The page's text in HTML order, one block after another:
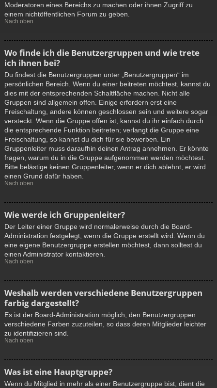
Moderatoren eines Bereichs zu machen oder ihnen Zugriff zu
einem nichtöffentlichen Forum zu geben.
Nach oben
Wo finde ich die Benutzergruppen und wie trete
ich ihnen bei?
Du findest die Benutzergruppen unter „Benutzergruppen“ im
persönlichen Bereich. Wenn du einer beitreten möchtest, kannst du
dies mit der entsprechenden Schaltfläche machen. Nicht alle
Gruppen sind allgemein offen. Einige erfordern erst eine
Freischaltung, andere können geschlossen sein und weitere sogar
versteckt. Wenn die Gruppe offen ist, kannst du ihr einfach durch
die entsprechende Funktion beitreten; verlangt die Gruppe eine
Freischaltung, so kannst du dich für sie bewerben. Ein
Gruppenleiter muss daraufhin deinen Antrag annehmen. Er könnte
fragen, warum du in die Gruppe aufgenommen werden möchtest.
Bitte belästige keinen Gruppenleiter, wenn er dich ablehnt, er wird
einen Grund dafür haben.
Nach oben
Wie werde ich Gruppenleiter?
Der Leiter einer Gruppe wird normalerweise durch die Board-
Administration festgelegt, wenn die Gruppe erstellt wird. Wenn du
eine eigene Benutzergruppe erstellen möchtest, dann solltest du
einen Administrator kontaktieren.
Nach oben
Weshalb werden verschiedene Benutzergruppen
farbig dargestellt?
Es ist der Board-Administration möglich, den Benutzergruppen
verschiedene Farben zuzuteilen, so dass deren Mitglieder leichter
zu identifizieren sind.
Nach oben
Was ist eine Hauptgruppe?
Wenn du Mitglied in mehr als einer Benutzergruppe bist, dient die